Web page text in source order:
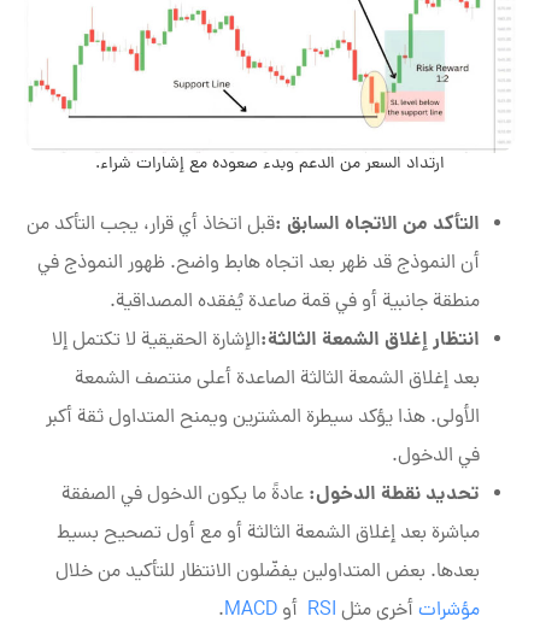
ارتداد السعر من الدعم وبدء صعوده مع إشارات شراء.
التأكد من الاتجاه السابق :قبل اتخاذ أي قرار، يجب التأكد من
أن النموذج قد ظهر بعد اتجاه هابط واضح. ظهور النموذج في
منطقة جانبية أو في قمة صاعدة يُفقده المصداقية.
انتظار إغلاق الشمعة الثالثة:الإشارة الحقيقية لا تكتمل إلا
بعد إغلاق الشمعة الثالثة الصاعدة أعلى منتصف الشمعة
الأولى. هذا يؤكد سيطرة المشترين ويمنح المتداول ثقة أكبر
في الدخول.
تحديد نقطة الدخول: عادةً ما يكون الدخول في الصفقة
مباشرة بعد إغلاق الشمعة الثالثة أو مع أول تصحيح بسيط
بعدها. بعض المتداولين يفضّلون الانتظار للتأكيد من خلال
مؤشرات أخرى مثل RSI أو MACD
.